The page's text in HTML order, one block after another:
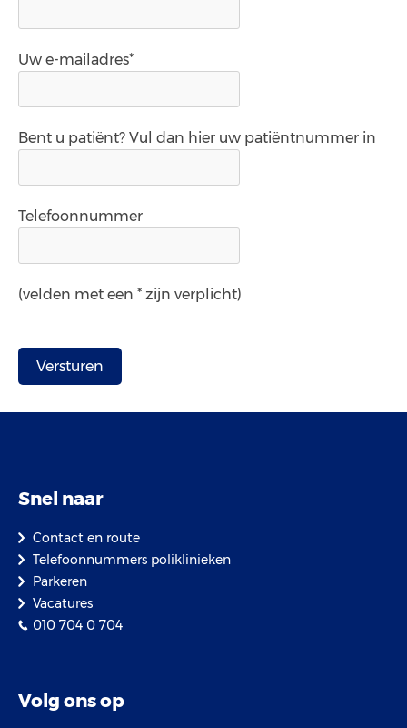
Uw e-mailadres*
Bent u patiënt? Vul dan hier uw patiëntnummer in
Telefoonnummer
(velden met een * zijn verplicht)
Snel naar
Contact en route
Telefoonnummers poliklinieken
Parkeren
Vacatures
010 704 0 704
Volg ons op